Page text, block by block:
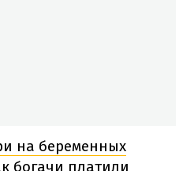
на беременных
богачи платили